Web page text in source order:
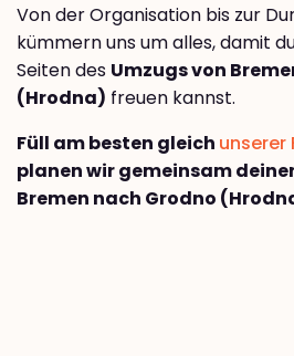
Von der Organisation bis zur
kümmern uns um alles, damit
Seiten des Umzugs von
(Hrodna) freuen kannst.
Füll am besten gleich unserer
planen wir gemeinsam
Bremen nach Grodno